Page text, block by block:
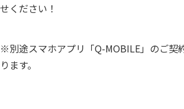
せください！
※別途スマホアプリ「Q-MOBILE」のご契
ります。